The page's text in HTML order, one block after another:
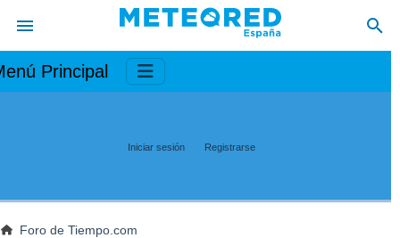
Principal
Iniciar sesión Registrarse
Foro de Tiempo.com